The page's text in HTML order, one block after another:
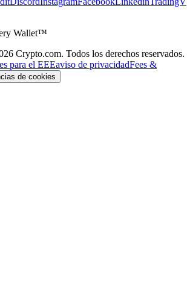
Wallet™
Crypto.com. Todos los derechos reservados.
para el EEEaviso de privacidadFees &
de cookies